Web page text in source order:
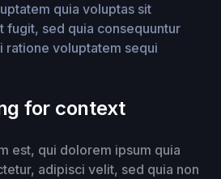
quia voluptas sit
fugit, sed quia consequuntur
ratione voluptatem sequi
for context
est, qui dolorem ipsum quia
adipisci velit, sed quia non